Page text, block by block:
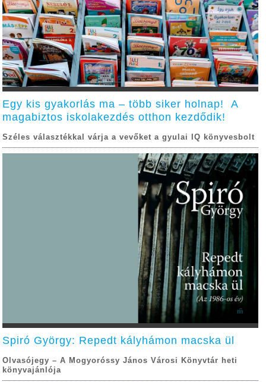
Egy kis gyakorlás ma – több siker holnap! A
magabiztos iskolakezdés otthon kezdődik!
Széles választékkal várja a vevőket a gyulai IQ könyvesbolt
Spiró György: Repedt kályhámon macska ül
Olvasójegy – A Mogyoróssy János Városi Könyvtár heti
könyvajánlója